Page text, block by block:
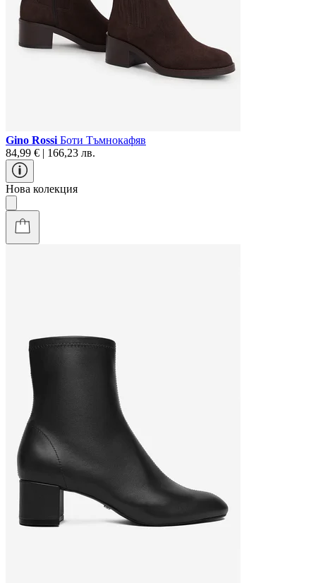
Gino Rossi Боти Тъмнокафяв
84,99 € | 166,23 лв.
Нова колекция